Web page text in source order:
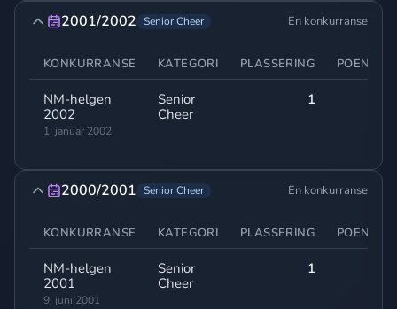
2001/2002 Senior Cheer En konkurranse
KONKURRANSE KATEGORI PLASSERING POENG
NM-helgen
2002
1. januar 2002
Senior
Cheer
1
2000/2001 Senior Cheer En konkurranse
KONKURRANSE KATEGORI PLASSERING POENG
NM-helgen
2001
9. juni 2001
Senior
Cheer
1